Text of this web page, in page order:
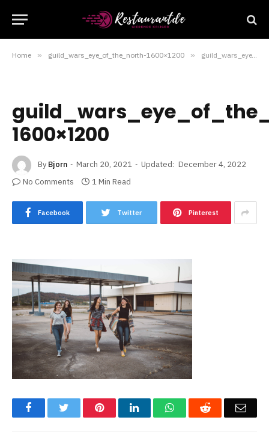
Home » guild_wars_eye_of_the_north-1600×1200 » guild_wars_eye_of_the_north-1600×1200
1600×1200
By Bjorn March 20, 2021 Updated: December 4, 2022
No Comments
1 Min Read
Facebook Twitter Pinterest
FacebookTwitter PinterestLinkedInWhatsAppReddit